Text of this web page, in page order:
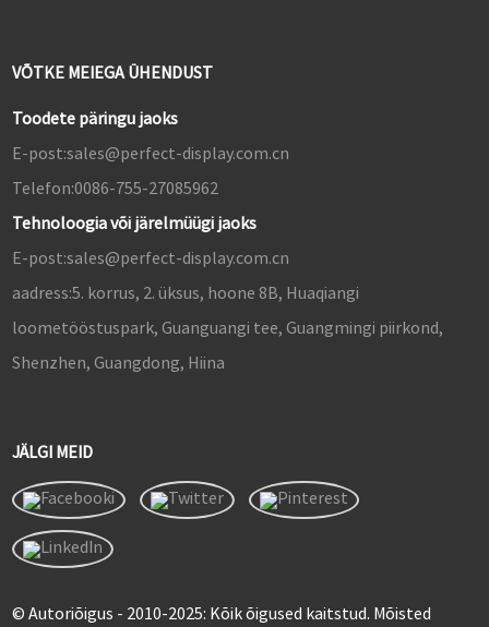
VÕTKE MEIEGA ÜHENDUST
Toodete päringu jaoks
E-post:sales@perfect-display.com.cn
Telefon:0086-755-27085962
Tehnoloogia või järelmüügi jaoks
E-post:sales@perfect-display.com.cn
aadress:5. korrus, 2. üksus, hoone 8B, Huaqiangi
loometööstuspark, Guanguangi tee, Guangmingi piirkond,
Shenzhen, Guangdong, Hiina
JÄLGI MEID
© Autoriõigus - 2010-2025: Kõik õigused kaitstud. Mõisted